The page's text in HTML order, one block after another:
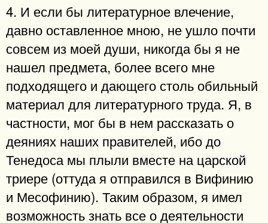
4. И если бы литературное влечение,
давно оставленное мною, не ушло почти
совсем из моей души, никогда бы я не
нашел предмета, более всего мне
подходящего и дающего столь обильный
материал для литературного труда. Я, в
частности, мог бы в нем рассказать о
деяниях наших правителей, ибо до
Тенедоса мы плыли вместе на царской
триере (оттуда я отправился в Вифинию
и Месофинию). Таким образом, я имел
возможность знать все о деятельности